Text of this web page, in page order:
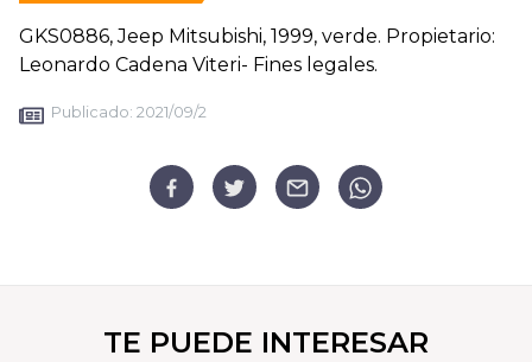
GKS0886, Jeep Mitsubishi, 1999, verde. Propietario:
Leonardo Cadena Viteri- Fines legales.
Publicado: 2021/09/2
TE PUEDE INTERESAR